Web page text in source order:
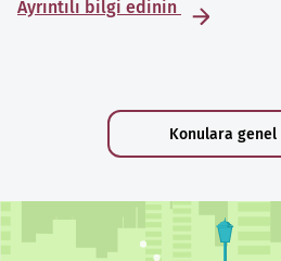
Ayrıntılı bilgi edinin
Konulara genel